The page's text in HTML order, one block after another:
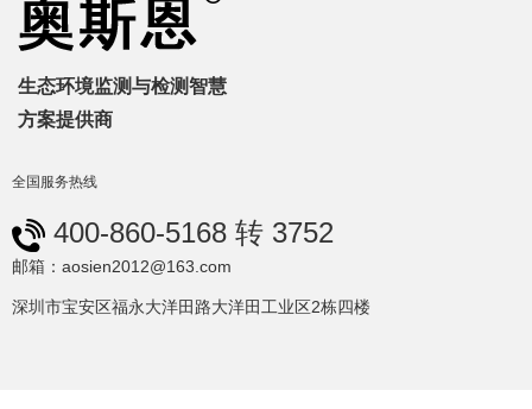
生态环境监测与检测智慧
方案提供商
全国服务热线
400-860-5168 转 3752
邮箱：aosien2012@163.com
深圳市宝安区福永大洋田路大洋田工业区2栋四楼